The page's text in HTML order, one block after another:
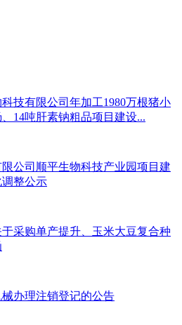
技有限公司年加工1980万根猪小
14吨肝素钠粗品项目建设...
公司顺平生物科技产业园项目建
整公示
采购单产提升、玉米大豆复合种
办理注销登记的公告